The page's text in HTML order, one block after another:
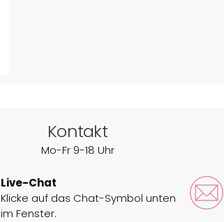
Kontakt
Mo-Fr 9-18 Uhr
Live-Chat
Klicke auf das Chat-Symbol unten
im Fenster.